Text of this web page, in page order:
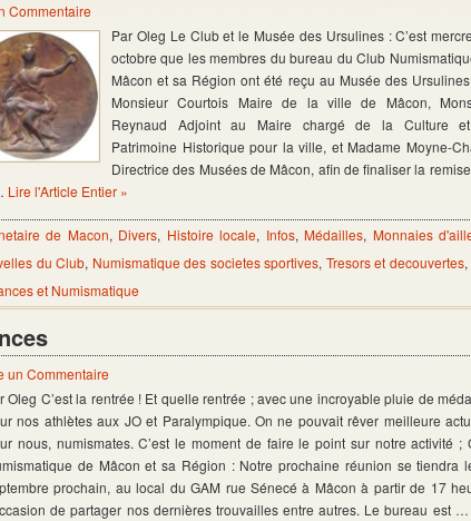
Commentaire
Par Oleg Le Club et le Musée des Ursulines : C’est
octobre que les membres du bureau du Club
Mâcon et sa Région ont été reçu au Musée des Ursulines
Monsieur Courtois Maire de la ville de Mâcon,
Reynaud Adjoint au Maire chargé de la Culture
Patrimoine Historique pour la ville, et Madame Moyne-
Directrice des Musées de Mâcon, afin de finaliser la
Lire l'Article Entier »
de Macon, Divers, Histoire locale, Infos,Médailles, Monnaies
du Club, Numismatique des societes sportives, Tresors et decouvertes,
et Numismatique
un Commentaire
Oleg C’est la rentrée ! Et quelle rentrée ; avec une incroyable pluie de
nos athlètes aux JO et Paralympique. On ne pouvait rêver meilleure
nous, numismates. C’est le moment de faire le point sur notre activité ;
de Mâcon et sa Région : Notre prochaine réunion se tiendra
prochain, au local du GAM rue Sénecé à Mâcon à partir de 17
de partager nos dernières trouvailles entre autres. Le bureau est …